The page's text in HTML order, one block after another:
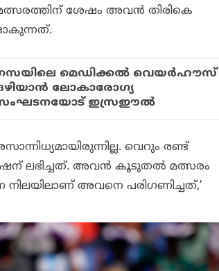
ശേഷം അവന്‍ തിരികെ
മെഡിക്കല്‍ വെയര്‍ഹൗസ്
ലോകാരോഗ്യ
ഇസ്രഈല്‍
വെറും രണ്ട്
ലഭിച്ചത്. അവന്‍ കൂടുതല്‍ മത്സരം
നിലയിലാണ് അവനെ പരിഗണിച്ചത്,’